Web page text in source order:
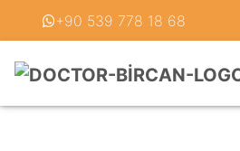
‪+90 539 778 18 68‬